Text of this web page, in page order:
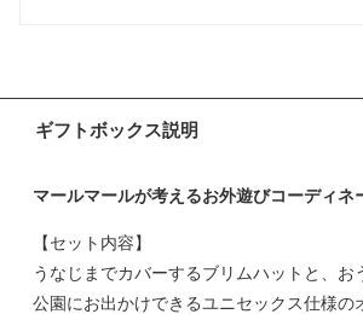
ギフトボックス説明
マールマールが考えるお外遊びコーディネ
【セット内容】
うなじまでカバーするブリムハットと、お
公園にお出かけできるユニセックス仕様の